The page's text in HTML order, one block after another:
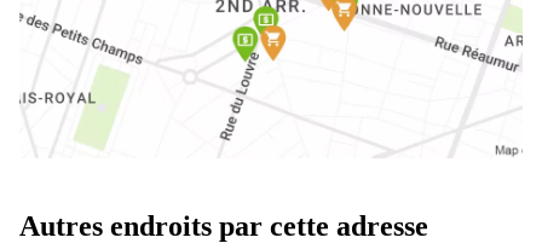
Autres endroits par cette adresse